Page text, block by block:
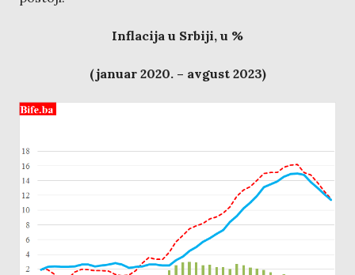
Inflacija u Srbiji, u %
(januar 2020. – avgust 2023)